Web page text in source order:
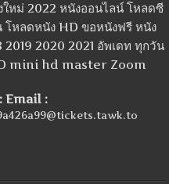
หม่ 2022 หนังออนไลน์ โหลดซี
หลดหนัง HD ขอหนังฟรี หนัง
2019 2020 2021 อัพเดท ทุกวัน
mini hd master Zoom
Email :